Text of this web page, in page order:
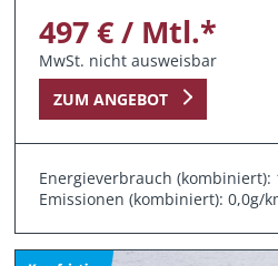
497 € / Mtl.*
MwSt. nicht ausweisbar
ZUM ANGEBOT
Energieverbrauch (kombiniert):
Emissionen (kombiniert): 0,0g/